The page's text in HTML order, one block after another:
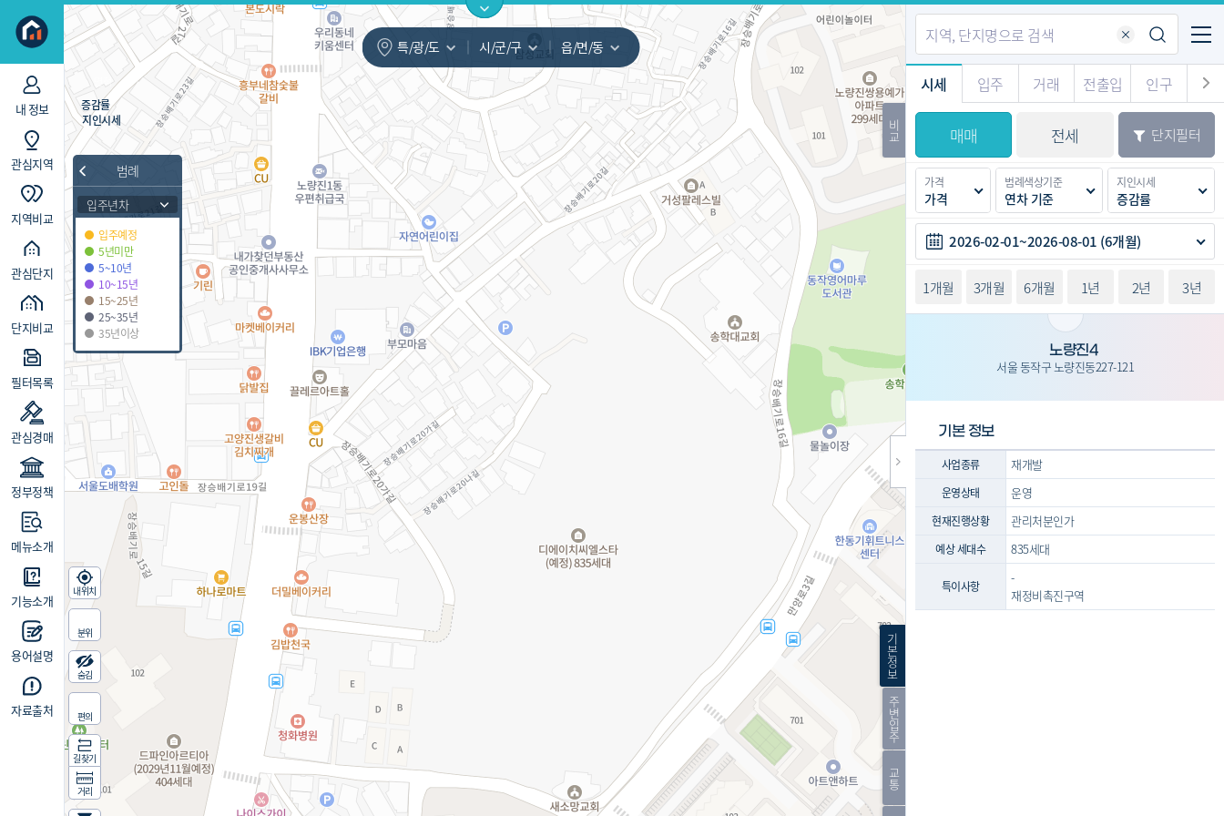
지역분석 아파트분석
시세 지도 수요/입주 지도 거래 지도 전출입 지도
인구 지도
경제 지도
주거 지도 경매 지도
TOP10 거래량 미분양 전출입
인구/세대수
경매
중개사
전화번호부
수요/입주 수요/입주
플러스
원클릭 리포트
소유자 정보
서비스개발문의 데이터 목록
공지사항 교육안내 자유 게시판 질문 게시판
자주하는 질문
유튜브
업데이트 게시판 지인 추천
블로그 이벤트
메뉴
내 정보
관심지역
지역비교
관심단지
단지비교
필터목록
관심경매
정부정책
메뉴소개
기능소개
용어설명
자료출처
필터 항목(
주거-전체 교통-지하철 학교-초등학교 학교-중학교 학교-고등학교
면적-평형
세대수-100이상
서울 동작구 노량진동
범례
입주년차
입주예정
5년미만
5~10년
10~15년
15~25년
25~35년
35년이상
면적
증감률
지인시세
내위치
분위
숨김
편의
길찾기
거리
시세 입주 거래 전출입
인구
비
교
기
본
정
보
주
변
입
주
교
통
매매 전세 단지필터
가격
가격
범례색상기준
연차 기준
지인시세
증감률
2026-02-01~2026-08-01 (6개월)
1개월 3개월 6개월 1년 2년 3년
노량진4
서울 동작구 노량진동227-121
기본 정보
사업종류 재개발
운영상태 운영
현재진행상황 관리처분인가
예상 세대수 835세대
특이사항
-
재정비촉진구역